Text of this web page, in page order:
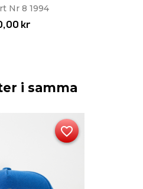
Nr 8 1994
kr
i samma
favorite_border